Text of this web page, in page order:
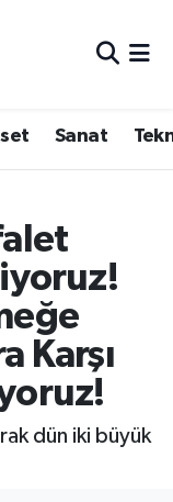
Sanat
Karşı
dün iki büyük